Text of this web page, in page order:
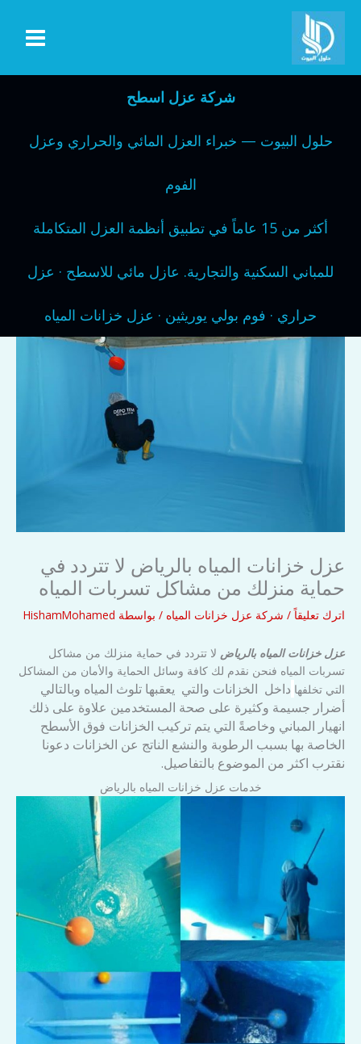
تخطي
المحتوى
شركة عزل اسطح
حلول البيوت — خبراء العزل المائي والحراري وعزل
الفوم
أكثر من 15 عاماً في تطبيق أنظمة العزل المتكاملة
للمباني السكنية والتجارية. عازل مائي للاسطح · عزل
حراري · فوم بولي يوريثين · عزل خزانات المياه
عزل خزانات المياه بالرياض لا تتردد في
حماية منزلك من مشاكل تسربات المياه
اترك تعليقاً / شركة عزل خزانات المياه / بواسطة HishamMohamed
عزل خزانات المياه بالرياض لا تتردد في حماية منزلك من مشاكل
تسربات المياه فنحن نقدم لك كافة وسائل الحماية والأمان من المشاكل
التي تخلفها داخل الخزانات والتي يعقبها تلوث المياه وبالتالي
أضرار جسيمة وكثيرة على صحة المستخدمين علاوة على ذلك
انهيار المباني وخاصةً التي يتم تركيب الخزانات فوق الأسطح
الخاصة بها بسبب الرطوبة والنشع الناتج عن الخزانات دعونا
نقترب اكثر من الموضوع بالتفاصيل.
خدمات عزل خزانات المياه بالرياض